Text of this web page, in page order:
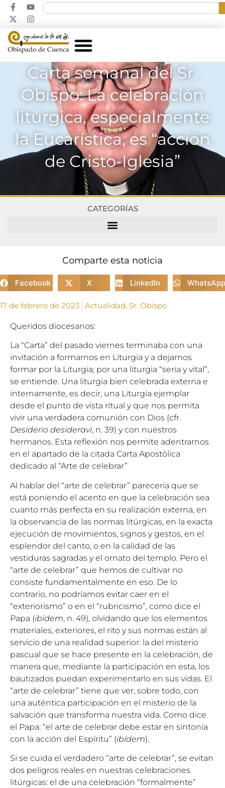
Carta semanal del Sr.
Obispo: La celebración
litúrgica, especialmente
la Eucarística, es “acción
de Cristo-Iglesia”
CATEGORÍAS
Comparte esta noticia
Facebook X LinkedIn WhatsApp
17 de febrero de 2023 Actualidad, Sr. Obispo
Queridos diocesanos:
La “Carta” del pasado viernes terminaba con una
invitación a formarnos en Liturgia y a dejarnos
formar por la Liturgia; por una liturgia “seria y vital”,
se entiende. Una liturgia bien celebrada externa e
internamente, es decir, una Liturgia ejemplar
desde el punto de vista ritual y que nos permita
vivir una verdadera comunión con Dios (cfr.
Desiderio desideravi, n. 39) y con nuestros
hermanos. Esta reflexión nos permite adentrarnos
en el apartado de la citada Carta Apostólica
dedicado al “Arte de celebrar”
Al hablar del “arte de celebrar” parecería que se
está poniendo el acento en que la celebración sea
cuanto más perfecta en su realización externa, en
la observancia de las normas litúrgicas, en la exacta
ejecución de movimientos, signos y gestos, en el
esplendor del canto, o en la calidad de las
vestiduras sagradas y el ornato del templo. Pero el
“arte de celebrar” que hemos de cultivar no
consiste fundamentalmente en eso. De lo
contrario, no podríamos evitar caer en el
“exteriorismo” o en el “rubricismo”, como dice el
Papa (ibídem, n. 49), olvidando que los elementos
materiales, exteriores, el rito y sus normas están al
servicio de una realidad superior: la del misterio
pascual que se hace presente en la celebración, de
manera que, mediante la participación en esta, los
bautizados puedan experimentarlo en sus vidas. El
“arte de celebrar” tiene que ver, sobre todo, con
una auténtica participación en el misterio de la
salvación que transforma nuestra vida. Como dice
el Papa: “el arte de celebrar debe estar en sintonía
con la acción del Espíritu” (ibídem).
Si se cuida el verdadero “arte de celebrar”, se evitan
dos peligros reales en nuestras celebraciones
litúrgicas: el de una celebración “formalmente”